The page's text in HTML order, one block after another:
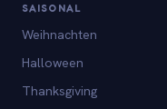
SAISONAL
Weihnachten
Halloween
Thanksgiving